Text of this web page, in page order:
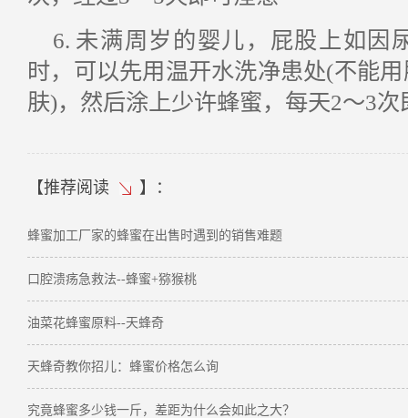
6. 未满周岁的婴儿，屁股上如因
时，可以先用温开水洗净患处(不能
肤)，然后涂上少许蜂蜜，每天2～3
【推荐阅读 】：
蜂蜜加工厂家的蜂蜜在出售时遇到的销售难题
口腔溃疡急救法--蜂蜜+猕猴桃
油菜花蜂蜜原料--天蜂奇
天蜂奇教你招儿：蜂蜜价格怎么询
究竟蜂蜜多少钱一斤，差距为什么会如此之大？